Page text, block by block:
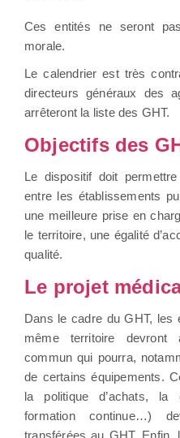
Ces entités ne seront
morale.
Le calendrier est très
directeurs généraux des
arrêteront la liste des GHT.
Objectifs des
Le dispositif doit
entre les établissements
une meilleure prise en
le territoire, une égalité
qualité.
Le projet
Dans le cadre du GHT, les
même territoire devront
commun qui pourra,
de certains équipements.
la politique d’achats, la
formation continue…)
transférées au GHT. Enfin,